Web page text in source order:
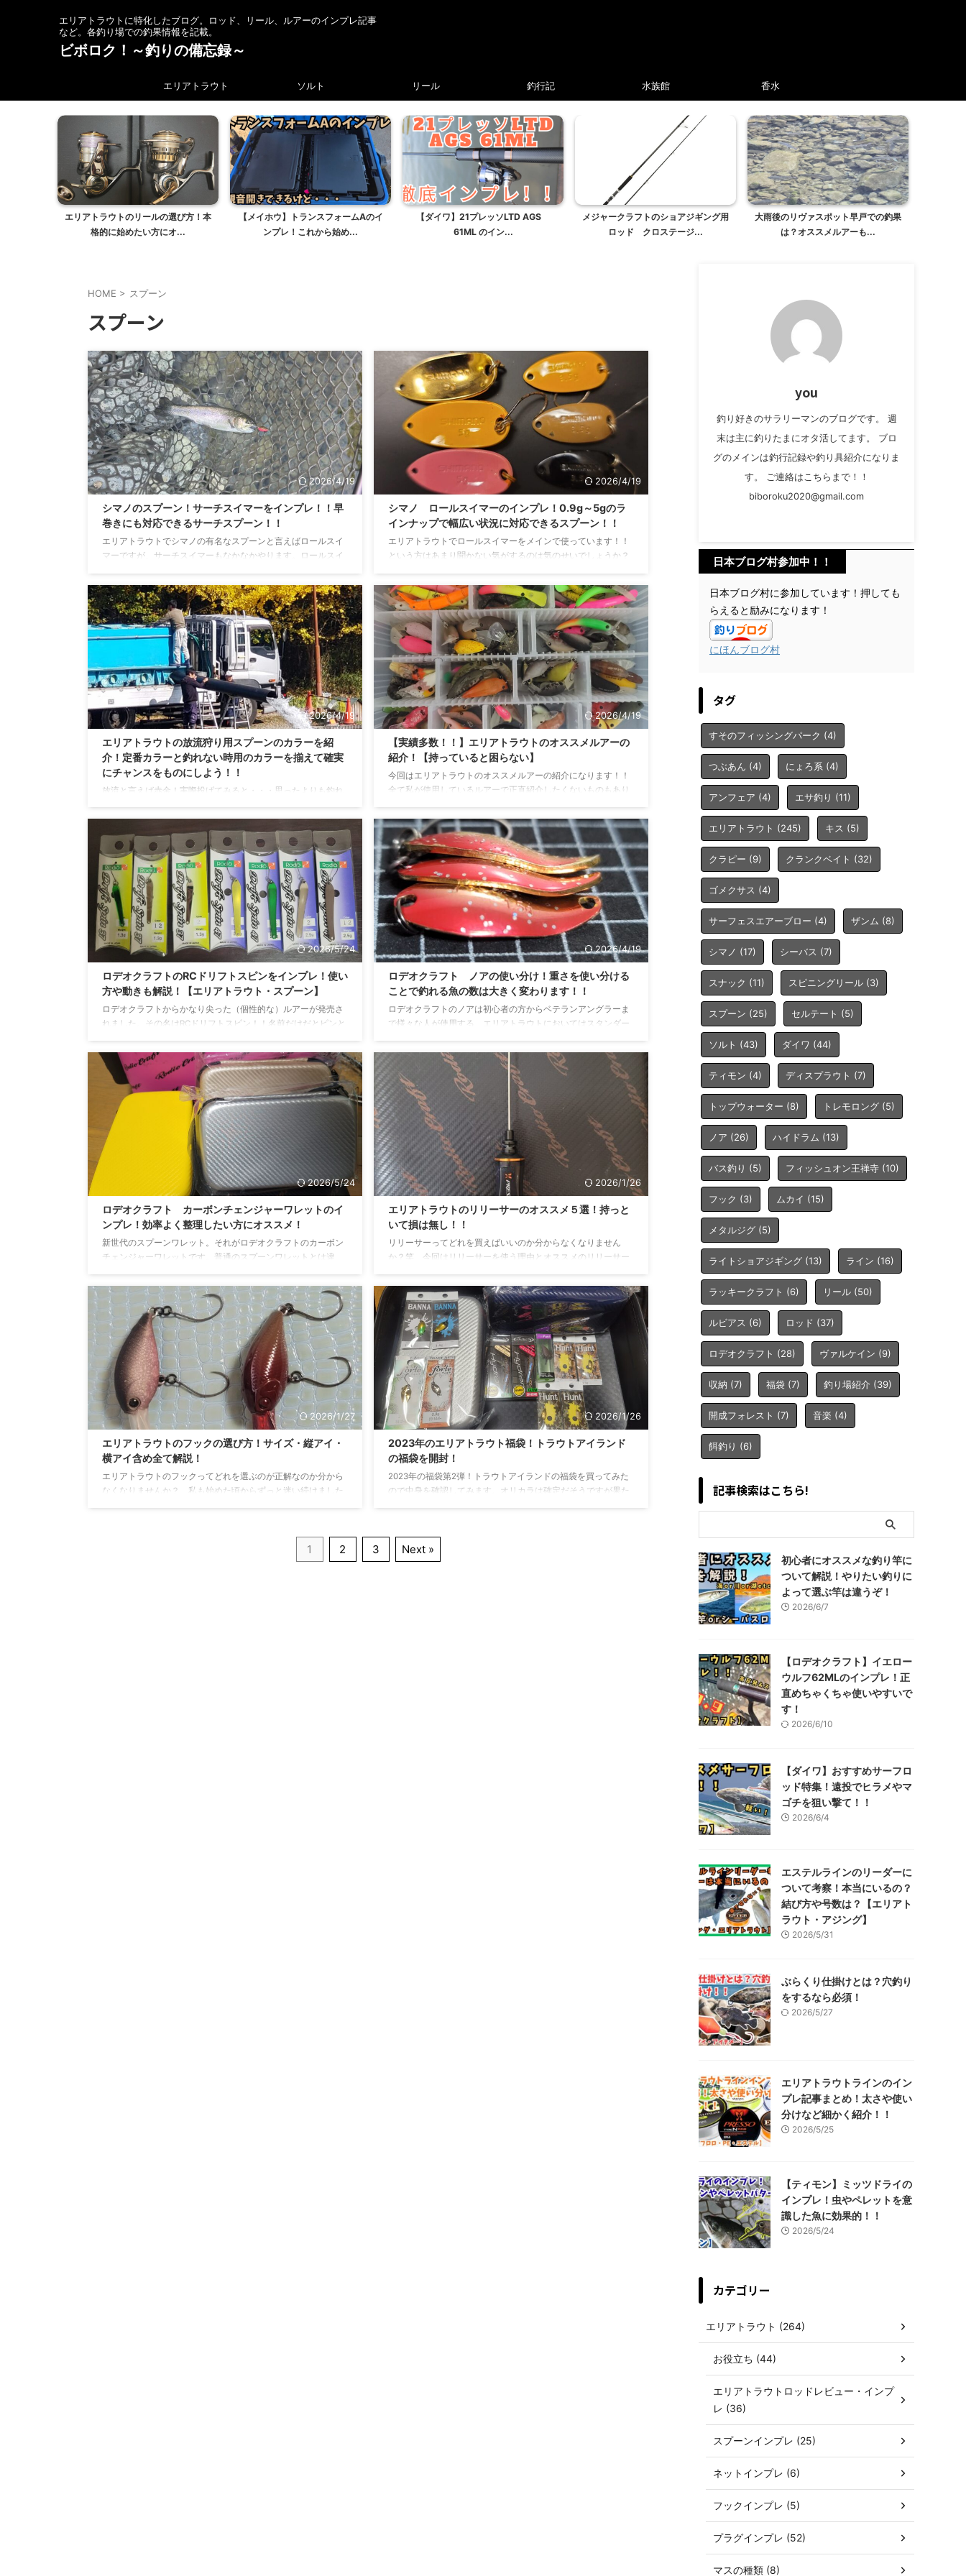
エリアトラウトに特化したブログ。ロッド、リール、ルアーのインプレ記事
など。各釣り場での釣果情報を記載。
ビボロク！～釣りの備忘録～
エリアトラウト ソルト リール 釣行記 水族館 香水
エリアトラウトのリールの選び方！本
格的に始めたい方にオ...
【メイホウ】トランスフォームAのイ
ンプレ！これから始め...
【ダイワ】21プレッソLTD AGS
61ML のイン...
メジャークラフトのショアジギング用
ロッド クロステージ...
大雨後のリヴァスポット早戸での釣果
は？オススメルアーも...
HOME > スプーン
スプーン
2026/4/19
シマノのスプーン！サーチスイマーをインプレ！！早
巻きにも対応できるサーチスプーン！！
エリアトラウトでシマノの有名なスプーンと言えばロールスイ
マーですが、サーチスイマーもなかなかやります。ロールスイ
ります!! サーチスイマーとは？ リンク サーチスイマーはシマノ
から発売されているエリアトラウト用のスプーンになります。
エリアフィッシングのパイロットルアーに求められる要素を凝
縮 カーディフ・サーチスイマーは、ロールスイマーとスリムス
イマーの中間のアクションを埋めるモデルとて、スタンダード
なシルエットと泳ぎのバランスに徹底的にこだわって設 ...
2026/4/19
シマノ ロールスイマーのインプレ！0.9g～5gのラ
インナップで幅広い状況に対応できるスプーン！！
エリアトラウトでロールスイマーをメインで使っています！！
という方はあまり聞かない気がするのは気のせいでしょうか？
使用するシマノの鉄板スプーンを今回はインプレしていきま
す。 ロールスイマーとは？ ロールスイマーはシマノから発売さ
れているエリアトラウト用スプーンです。村田氏がプロデュー
スしたスプーンで昔からあるので知っている方も多いかもしれ
ません。 リンク ロールスイマーのバリエーション ローススイ
マーは大きく分けると2種類になります。もうひとつアルミロ
...
2026/4/19
エリアトラウトの放流狩り用スプーンのカラーを紹
介！定番カラーと釣れない時用のカラーを揃えて確実
にチャンスをものにしよう！！
放流と言えば赤金！実際投げてみると・・・思ったよりも釣れ
いない・・・そんな状況を見たことはありませんか？もしくは
同じ人だけが釣り続けているような状況・・・ そんな時は定番
以外のカラー使っている可能性が高いです。今回は放流狙いで
影に隠れがちなオススメカラーを紹介していきます。もちろん
定番カラーについても使い方を解説しているのであわせてどう
ぞ！！ 放流について エリアトラウトが他の釣りと大きく違うの
は「放流」があることです。 放流の特徴 ・まだ釣られた事 ...
2026/4/19
【実績多数！！】エリアトラウトのオススメルアーの
紹介！【持っていると困らない】
今回はエリアトラウトのオススメルアーの紹介になります！！
全て私が使用しているルアーで正直紹介したくないものもあり
かりになります！！それでは早速記事にいきます！！ ここで紹
介するのは全てメインルアー 今回ここで紹介しているのは私が
メインで使用しているルアーになります。 多くの釣り場で安定
した実績を誇っており、ブログ内にも多数釣果がある記事を載
せています。 スプーン編 ノア / ロデオクラフト エリアトラ
ウトの中でも鉄板中の鉄板！ どんなシチュエーショ ...
2026/5/24
ロデオクラフトのRCドリフトスピンをインプレ！使い
方や動きも解説！【エリアトラウト・スプーン】
ロデオクラフトからかなり尖った（個性的な）ルアーが発売さ
れました。その名はRCドリフトスピン！！名前だけだとピンと
す。今までありそうで無かった形状とその特徴的な動きでリア
クションバイトを誘発させる能力が高いスプーンでした。実際
に使ってみての感想と注意事項、実際釣れるのかをまとめてみ
たのでぜひ見て行ってください！！ RCドリフトスピンとは？
RCドリフトスピンはロデオクラフトから発売されているスプー
ンです。 写真はRCドリフトスピン RCドリフトスピンの ...
2026/4/19
ロデオクラフト ノアの使い分け！重さを使い分ける
ことで釣れる魚の数は大きく変わります！！
ロデオクラフトのノアは初心者の方からベテランアングラーま
で様々な人が使用する、エリアトラウトにおいてはスタンダー
あり、派生系もあわせてスプーンローテしている方やノアのみ
でローテーションをしている方もいることでしょう。 ノアだけ
に絞って話を進めると、重量のバリエーションは1.5g・1.8g・
2.1gの三種類になります。 0.3gしか変わらないこの重量差を使
い分ける必要があるのか・・・・？ 答えとしては「使い分けた
方が間違いなく釣果は伸びる！」です。私も ...
2026/5/24
ロデオクラフト カーボンチェンジャーワレットのイ
ンプレ！効率よく整理したい方にオススメ！
新世代のスプーンワレット。それがロデオクラフトのカーボン
チェンジャーワレットです。普通のスプーンワレットとは違
など気になっている方もいると思うので今回はこちらについて
インプレしていきたいと思います！！ スプーンワレットとは？
カーボンチェンジャーワレットに行く前に軽くスプーンワレッ
トについて解説しておきます。 こちらはロデオクラフトのワレ
ット 従来のスプーンワレットは財布のような形状をしており、
そこにスプーンを掛けていくことで収納してきます。収納でき
...
2026/1/26
エリアトラウトのリリーサーのオススメ５選！持っと
いて損は無し！！
リリーサーってどれを買えばいいのか分からなくなりません
か？笑 今回はリリーサーを使う理由とオススメのリリーサー
メージを少なく逃がすための器具 エリアトラウトにおけるリリ
ーサーは「魚へのダメージを極力減らし、ダメージを少なく逃
がす事を主な目的としています。 なぜリリーサーを使うのか？
トラウトたちはもちろん食べてもおいしい魚ですが、ゲームフ
ィッシングの対象魚としての一面も持っています。ゲームフィ
ッシングの対象魚になるぐらいなので基本的は生命力が高く ...
2026/1/27
エリアトラウトのフックの選び方！サイズ・縦アイ・
横アイ含め全て解説！
エリアトラウトのフックってどれを選ぶのが正解なのか分から
なくなりませんか？ 私も始めた頃からずっと迷い続けました
る エリアトラウトの解説動画やネット記事等を見ると必ずとい
っていいほど「針先が甘くなってきたらフックを交換しましょ
2026/1/26
2023年のエリアトラウト福袋！トラウトアイランド
の福袋を開封！
2023年の福袋第2弾！トラウトアイランドの福袋を買ってみた
ので中身を確認してみます。オリカラは確定だそうですが果た
ます。少し歩きますが秋葉原駅からも行くことが出来ます。 店
内はそこまで広くありませんが、エリアトラウトの品揃えはか
1 2 3 Next »
you
釣り好きのサラリーマンのブログです。 週
末は主に釣りたまにオタ活してます。 ブロ
グのメインは釣行記録や釣り具紹介になりま
す。 ご連絡はこちらまで！！
biboroku2020@gmail.com
日本ブログ村参加中！！
日本ブログ村に参加しています！押しても
らえると励みになります！
にほんブログ村
タグ
すそのフィッシングパーク (4)
つぶあん (4) にょろ系 (4)
アンフェア (4) エサ釣り (11)
エリアトラウト (245) キス (5)
クラピー (9) クランクベイト (32)
ゴメクサス (4)
サーフェスエアーブロー (4) ザンム (8)
シマノ (17) シーバス (7)
スナック (11) スピニングリール (3)
スプーン (25) セルテート (5)
ソルト (43) ダイワ (44)
ティモン (4) ディスプラウト (7)
トップウォーター (8) トレモロング (5)
ノア (26) ハイドラム (13)
バス釣り (5) フィッシュオン王禅寺 (10)
フック (3) ムカイ (15)
メタルジグ (5)
ライトショアジギング (13) ライン (16)
ラッキークラフト (6) リール (50)
ルビアス (6) ロッド (37)
ロデオクラフト (28) ヴァルケイン (9)
収納 (7) 福袋 (7) 釣り場紹介 (39)
開成フォレスト (7) 音楽 (4)
餌釣り (6)
記事検索はこちら!
初心者にオススメな釣り竿に
ついて解説！やりたい釣りに
よって選ぶ竿は違うぞ！
2026/6/7
【ロデオクラフト】イエロー
ウルフ62MLのインプレ！正
直めちゃくちゃ使いやすいで
す！
2026/6/10
【ダイワ】おすすめサーフロ
ッド特集！遠投でヒラメやマ
ゴチを狙い撃て！！
2026/6/4
エステルラインのリーダーに
ついて考察！本当にいるの？
結び方や号数は？【エリアト
ラウト・アジング】
2026/5/31
ぶらくり仕掛けとは？穴釣り
をするなら必須！
2026/5/27
エリアトラウトラインのイン
プレ記事まとめ！太さや使い
分けなど細かく紹介！！
2026/5/25
【ティモン】ミッツドライの
インプレ！虫やペレットを意
識した魚に効果的！！
2026/5/24
カテゴリー
エリアトラウト (264)
お役立ち (44)
エリアトラウトロッドレビュー・インプ
レ (36)
スプーンインプレ (25)
ネットインプレ (6)
フックインプレ (5)
プラグインプレ (52)
マスの種類 (8)